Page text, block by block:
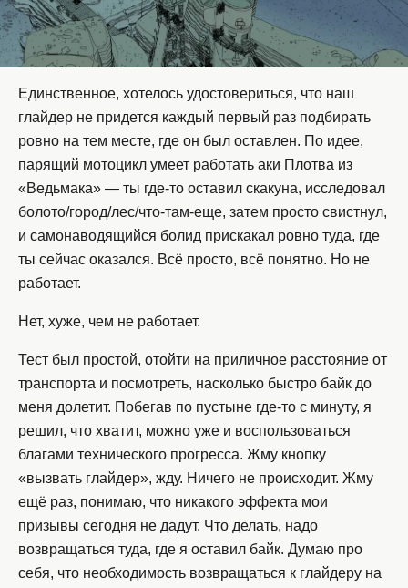
Единственное, хотелось удостовериться, что наш
глайдер не придется каждый первый раз подбирать
ровно на тем месте, где он был оставлен. По идее,
парящий мотоцикл умеет работать аки Плотва из
«Ведьмака» — ты где-то оставил скакуна, исследовал
болото/город/лес/что-там-еще, затем просто свистнул,
и самонаводящийся болид прискакал ровно туда, где
ты сейчас оказался. Всё просто, всё понятно. Но не
работает.
Нет, хуже, чем не работает.
Тест был простой, отойти на приличное расстояние от
транспорта и посмотреть, насколько быстро байк до
меня долетит. Побегав по пустыне где-то с минуту, я
решил, что хватит, можно уже и воспользоваться
благами технического прогресса. Жму кнопку
«вызвать глайдер», жду. Ничего не происходит. Жму
ещё раз, понимаю, что никакого эффекта мои
призывы сегодня не дадут. Что делать, надо
возвращаться туда, где я оставил байк. Думаю про
себя, что необходимость возвращаться к глайдеру на